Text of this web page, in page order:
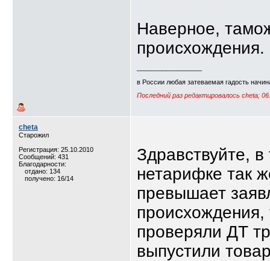
Наверное,
происхождения.
в России любая затеваемая гадость
Последний раз редактировалось cheta;
cheta
Старожил
Регистрация: 25.10.2010
Сообщений: 431
Благодарности:
отдано: 134
получено: 16/14
Здравствуйте,
нетарифке так
превышает
проверяли ДТ
выпустили